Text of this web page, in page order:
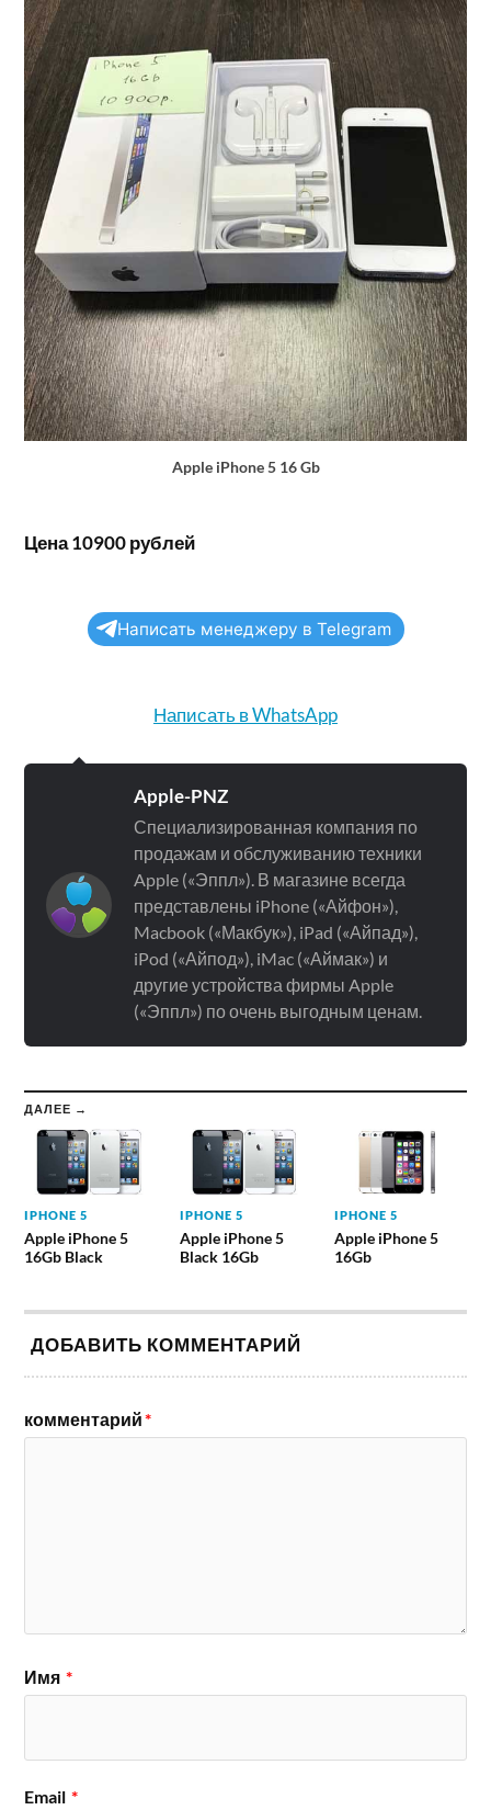
Apple iPhone 5 16 Gb
Цена 10900 рублей
Написать менеджеру в Telegram
Написать в WhatsApp
Apple-PNZ
Специализированная компания по
продажам и обслуживанию техники
Apple («Эппл»). В магазине всегда
представлены iPhone («Айфон»),
Macbook («Макбук»), iPad («Айпад»),
iPod («Айпод»), iMac («Аймак») и
другие устройства фирмы Apple
(«Эппл») по очень выгодным ценам.
ДАЛЕЕ →
IPHONE 5
Apple iPhone 5
16Gb Black
IPHONE 5
Apple iPhone 5
Black 16Gb
IPHONE 5
Apple iPhone 5
16Gb
ДОБАВИТЬ КОММЕНТАРИЙ
комментарий*
Имя *
Email *